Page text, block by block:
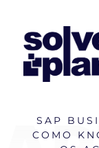
SAP
COMO